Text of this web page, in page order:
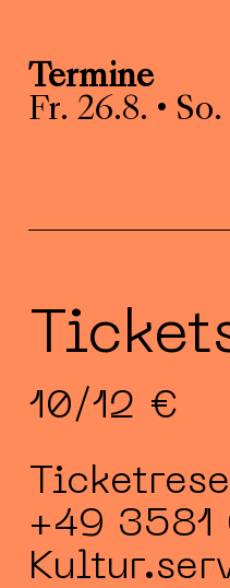
Termine
Fr. 26.8. •
10/12 €
+49 3581